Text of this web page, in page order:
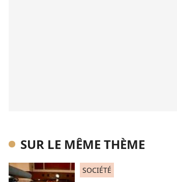
SUR LE MÊME THÈME
SOCIÉTÉ